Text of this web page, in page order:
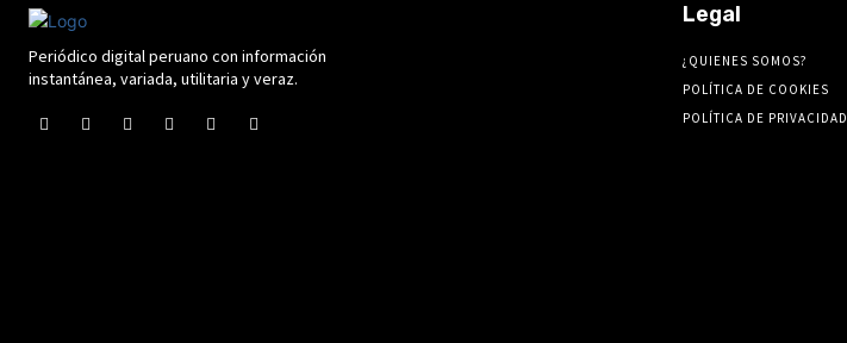
Periódico digital peruano con información
instantánea, variada, utilitaria y veraz.
Legal
¿QUIENES SOMOS?
POLÍTICA DE COOKIES
POLÍTICA DE PRIVACIDAD